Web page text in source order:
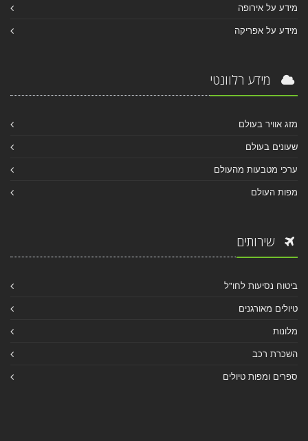
מידע על אירופה
מידע על אפריקה
מידע רלוונטי
מזג אוויר בעולם
שעונים בעולם
ערכי מטבעות מהעולם
מפות העולם
שירותים
ביטוח נסיעות לחו"ל
טיולים מאורגנים
מלונות
השכרת רכב
ספרים ומפות טיולים